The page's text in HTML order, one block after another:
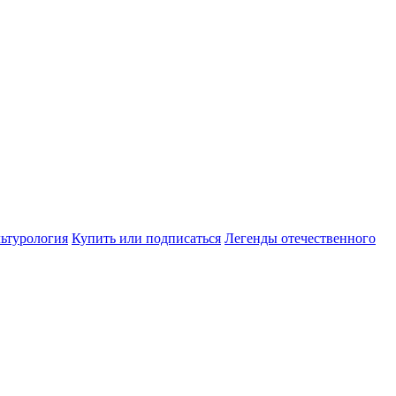
Купить или подписаться Легенды отечественного